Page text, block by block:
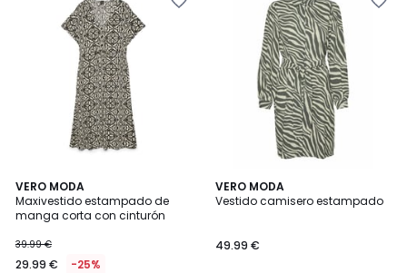
VERO MODA
Maxivestido estampado de
manga corta con cinturón
39.99 €
29.99 € -25%
4,5
/ 5
2
Colores
VERO MODA
Vestido camisero estampado
49.99 €
3,7
/ 5
2
Colores